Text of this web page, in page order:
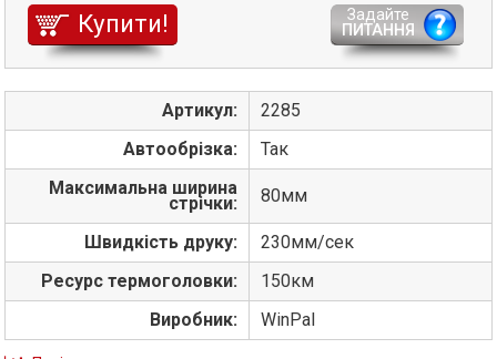
Купити!
Задайте
ПИТАННЯ
Артикул:
2285
Автообрізка:
Так
Максимальна ширина
стрічки: 80мм
Швидкість друку:
230мм/сек
Ресурс термоголовки:
150км
Виробник:
WinPal